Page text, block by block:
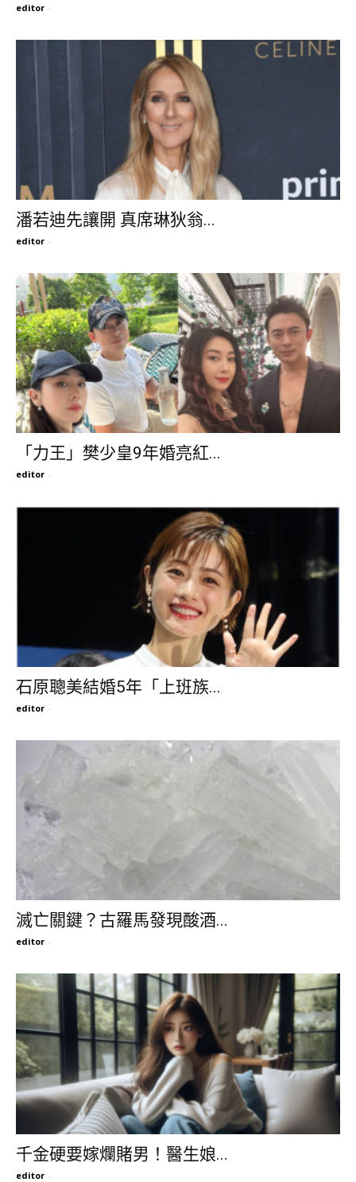
editor -
潘若迪先讓開 真席琳狄翁...
editor -
「力王」樊少皇9年婚亮紅...
editor -
石原聰美結婚5年「上班族...
editor -
滅亡關鍵？古羅馬發現酸酒...
editor -
千金硬要嫁爛賭男！醫生娘...
editor -